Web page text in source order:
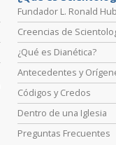
Fundador L. Ronald
Creencias de
¿Qué es Dianética?
Antecedentes y
Códigos y Credos
Dentro de una Iglesia
Preguntas Frecuentes